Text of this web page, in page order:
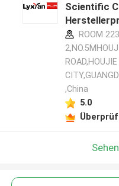
Scientific
ROOM
,China
5.0